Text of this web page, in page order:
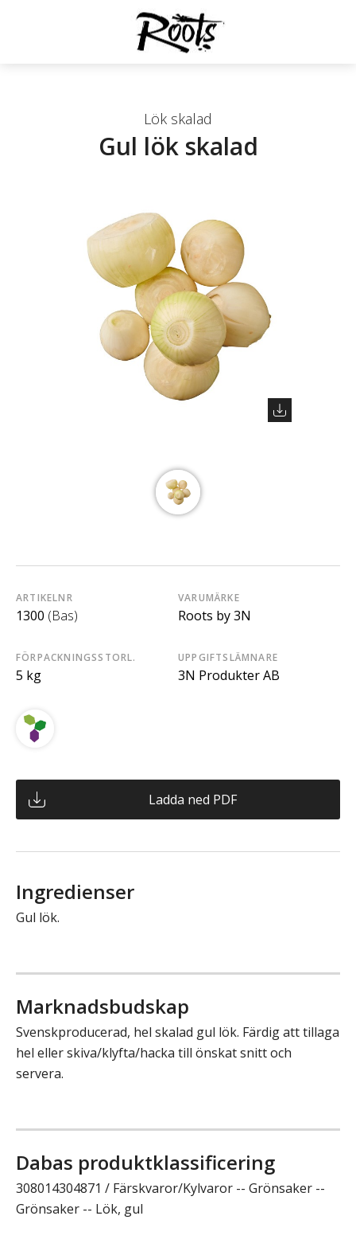
Lök skalad
Gul lök skalad
ARTIKELNR
1300 (Bas)
VARUMÄRKE
Roots by 3N
FÖRPACKNINGSSTORL.
5 kg
UPPGIFTSLÄMNARE
3N Produkter AB
Ladda ned PDF
Ingredienser
Gul lök.
Marknadsbudskap
Svenskproducerad, hel skalad gul lök. Färdig att tillaga
hel eller skiva/klyfta/hacka till önskat snitt och
servera.
Dabas produktklassificering
308014304871 / Färskvaror/Kylvaror -- Grönsaker --
Grönsaker -- Lök, gul